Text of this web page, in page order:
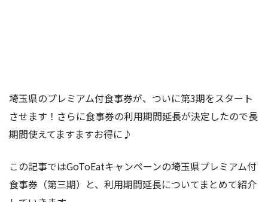
埼玉県のプレミアム付食事券が、ついに第3期をスタート
させます！さらに食事券の利用期間延長が決定したので長
期間使えてますますお得に♪
この記事ではGoToEatキャンペーンの埼玉県プレミアム付
食事券（第三期）と、利用期間延長についてまとめて紹介